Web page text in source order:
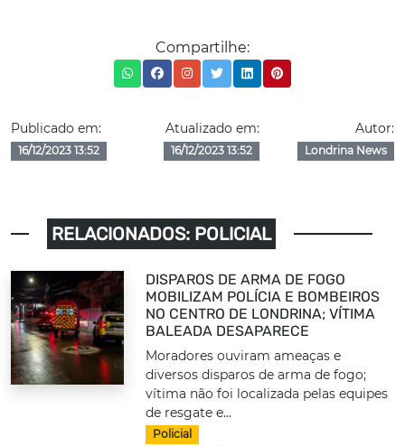
Compartilhe:
Publicado em:
16/12/2023 13:52
Atualizado em:
16/12/2023 13:52
Autor:
Londrina News
RELACIONADOS: POLICIAL
DISPAROS DE ARMA DE FOGO
MOBILIZAM POLÍCIA E BOMBEIROS
NO CENTRO DE LONDRINA; VÍTIMA
BALEADA DESAPARECE
Moradores ouviram ameaças e
diversos disparos de arma de fogo;
vítima não foi localizada pelas equipes
de resgate e...
Policial